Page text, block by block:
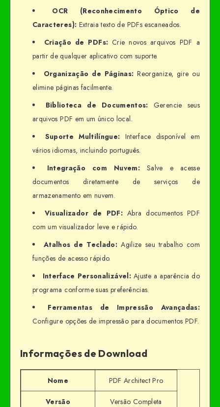
OCR (Reconhecimento Óptico de
Caracteres): Extraia texto de PDFs escaneados.
Criação de PDFs: Crie novos arquivos PDF a
partir de qualquer aplicativo com suporte.
Organização de Páginas: Reorganize, gire ou
elimine páginas facilmente.
Biblioteca de Documentos: Gerencie seus
arquivos PDF em um único local.
Suporte Multilíngue: Interface disponível em
vários idiomas, incluindo português.
Integração com Nuvem: Salve e acesse
documentos diretamente de serviços de
armazenamento em nuvem.
Visualizador de PDF: Abra documentos PDF
com um visualizador leve e rápido.
Atalhos de Teclado: Agilize seu trabalho com
funções de acesso rápido.
Interface Personalizável:Ajuste a aparência do
programa conforme suas preferências.
Ferramentas de Impressão Avançadas:
Configure opções de impressão para documentos PDF.
Informações de Download
Nome PDF Architect Pro
Versão Versão Completa